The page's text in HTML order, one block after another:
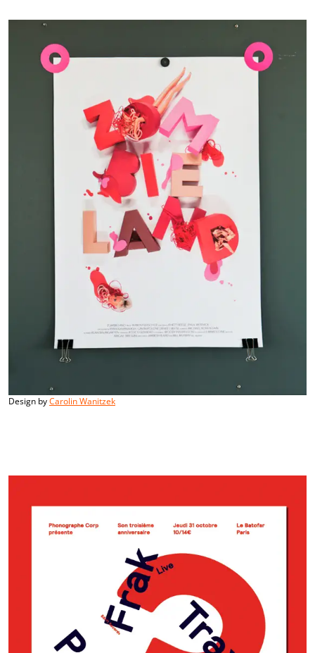
Design byCarolin Wanitzek